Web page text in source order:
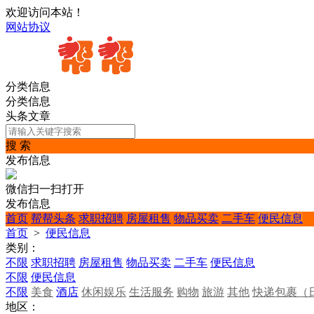
欢迎访问本站！
网站协议
分类信息
分类信息
头条文章
搜 索
发布信息
微信扫一扫打开
发布信息
首页 帮帮头条 求职招聘 房屋租售 物品买卖 二手车 便民信息
首页 > 便民信息
类别：
不限 求职招聘 房屋租售 物品买卖 二手车 便民信息
不限 便民信息
不限 美食 酒店 休闲娱乐 生活服务 购物 旅游 其他 快递包裹（
地区：